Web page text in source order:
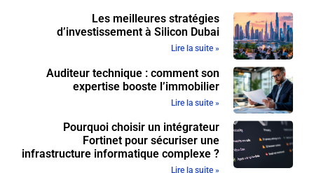
Les meilleures stratégies
d’investissement à Silicon Dubai
Lire la suite »
Auditeur technique : comment son
expertise booste l’immobilier
Lire la suite »
Pourquoi choisir un intégrateur
Fortinet pour sécuriser une
infrastructure informatique complexe ?
Lire la suite »